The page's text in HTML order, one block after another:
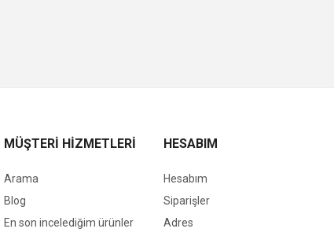
MÜŞTERI HIZMETLERI
Arama
Blog
En son incelediğim ürünler
HESABIM
Hesabım
Siparişler
Adres